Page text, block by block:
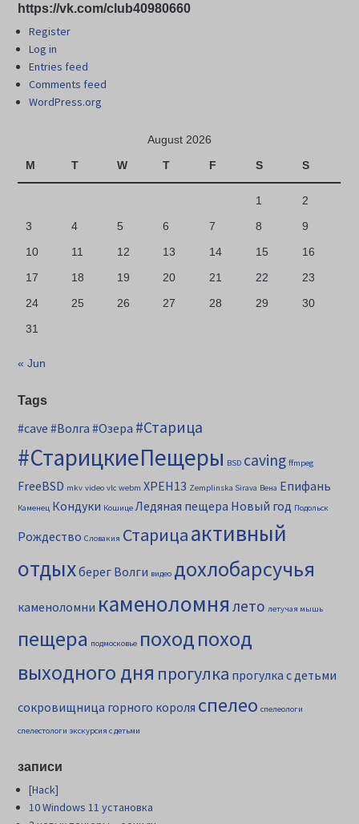
https://vk.com/club40980660
Register
Log in
Entries feed
Comments feed
WordPress.org
August 2026
M
T W T F S S
1
2
3
4 5 6 7 8
9
10
11 12 13 14 15
16
17
18 19 20 21 22
23
24
25 26 27 28 29
30
31
« Jun
Tags
#cave #Волга #Озера #Старица
#СтарицкиеПещеры BSD caving ffmpeg
FreeBSD mkv video vlc webm XPEH13 Zemplinska Sirava Вена Епифань
Каменец Кондуки Кошице Ледяная пещера Новый год Подольск
Рождество Словакия Старицаактивный
отдыхберег Волги видео дохлобарсучья
каменоломни каменоломня лето летучая мышь
пещера подмосковье походпоход
выходного дня прогулка прогулка с детьми
сокровищница горного короля спелео спелеологи
спелестологи экскурсия с детьми
записи
[Hack]
10 Windows 11 установка